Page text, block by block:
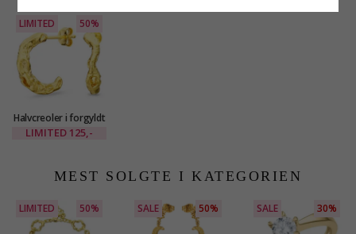
LIMITED 50%
Halvcreoler i forgyldt
messing - Eliné
LIMITED 125,-
MEST SOLGTE I KATEGORIEN
LIMITED 50% SALE 50% SALE 30%